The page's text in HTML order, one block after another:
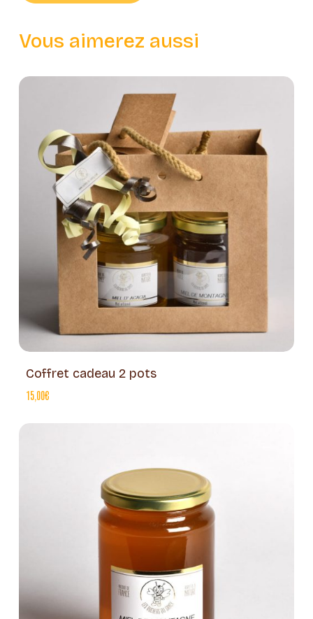
Vous aimerez aussi
Coffret cadeau 2 pots
15,00€